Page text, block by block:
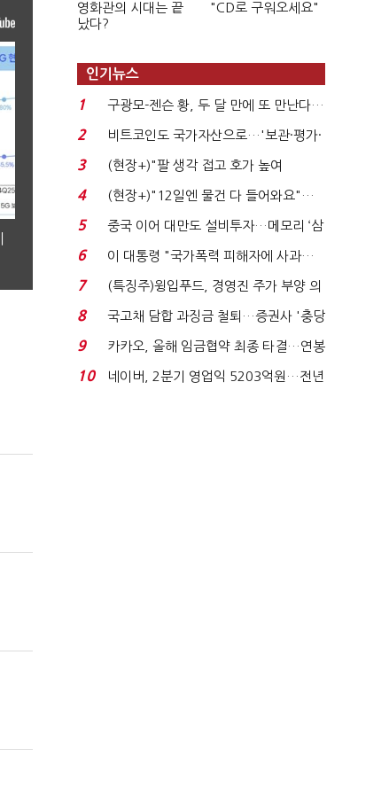
영화관의 시대는 끝
났다?
"CD로 구워오세요"
인기뉴스
1
구광모-젠슨 황, 두 달 만에 또 만난다…
로봇·AI 등 논...
2
비트코인도 국가자산으로…'보관·평가·
처분' 기준은 ...
3
(현장+)"팔 생각 접고 호가 높여
요"…'덜 똘똘한 한 채' 20...
4
(현장+)"12일엔 물건 다 들어와요"…
빈 매대 채우며 문 연 ...
5
중국 이어 대만도 설비투자…메모리 ‘삼
국전쟁’
6
이 대통령 "국가폭력 피해자에 사과…
적극적 조사로 진...
7
(특징주)윙입푸드, 경영진 주가 부양 의
지에 상한가...
8
국고채 담합 과징금 철퇴…증권사 '충당
금 폭탄' 우려...
9
카카오, 올해 임금협약 최종 타결…연봉
6.3% 인상·격려...
10
네이버, 2분기 영업익 5203억원…전년